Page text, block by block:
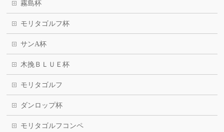
霧島杯
モリタゴルフ杯
サンA杯
木挽ＢＬＵＥ杯
モリタゴルフ
ダンロップ杯
モリタゴルフコンペ